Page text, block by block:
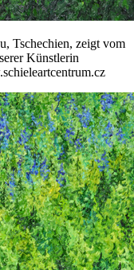
Tschechien, zeigt vom
Künstlerin